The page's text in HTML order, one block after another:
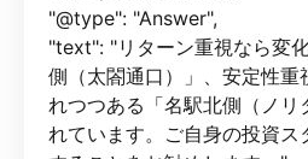
"@type": "Answer",
"text": "リターン重視なら変
側（太閤通口）」、安定性重
れつつある「名駅北側（ノリ
れています。ご自身の投資ス